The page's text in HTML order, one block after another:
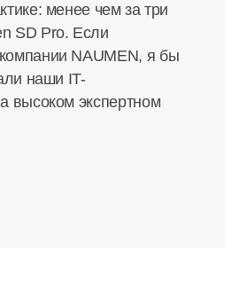
менее чем за три
SD Pro. Если
NAUMEN, я бы
наши IT-
высоком экспертном